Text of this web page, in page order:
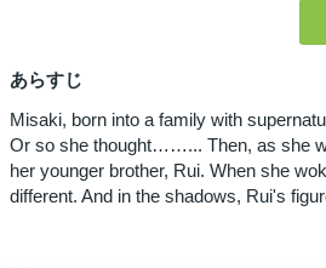
あらすじ
Misaki, born into a family with
Or so she thought……... Then, as she
her younger brother, Rui. When she
different. And in the shadows, Rui's